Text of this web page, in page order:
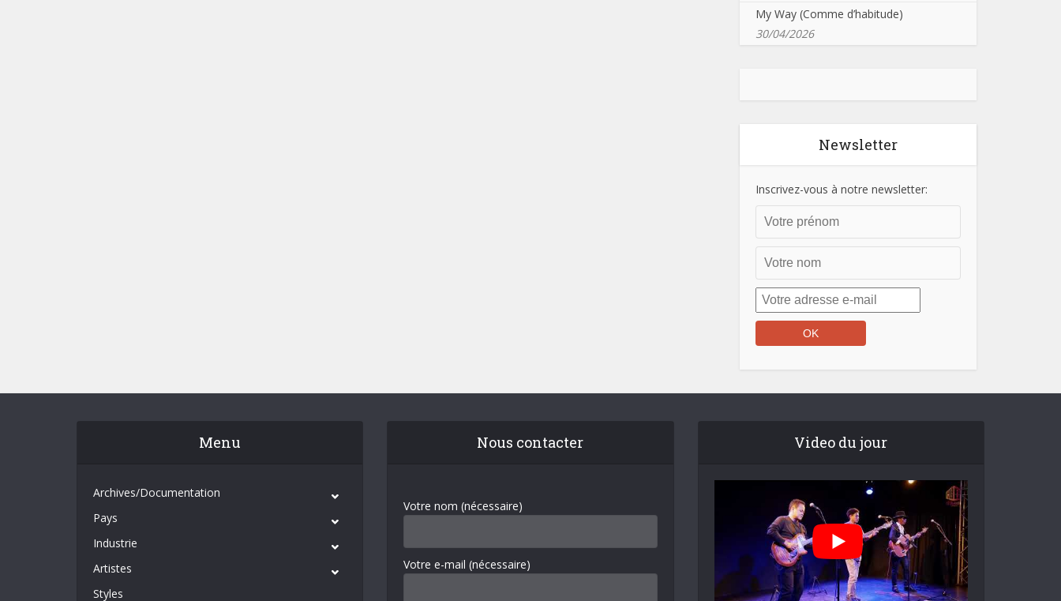
My Way (Comme d’habitude)
30/04/2026
Newsletter
Inscrivez-vous à notre newsletter:
Menu
Archives/Documentation
Pays
Industrie
Artistes
Styles
Nous contacter
Votre nom (nécessaire)
Votre e-mail (nécessaire)
Video du jour